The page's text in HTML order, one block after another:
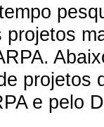
projetos
projetos
e pelo